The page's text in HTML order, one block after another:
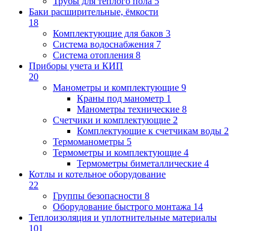
Баки расширительные, ёмкости
18
Комплектующие для баков 3
Система водоснабжения 7
Система отопления 8
Приборы учета и КИП
20
Манометры и комплектующие 9
Краны под манометр 1
Манометры технические 8
Счетчики и комплектующие 2
Комплектующие к счетчикам воды 2
Термоманометры 5
Термометры и комплектующие 4
Термометры биметаллические 4
Котлы и котельное оборудование
22
Группы безопасности 8
Оборудование быстрого монтажа 14
Теплоизоляция и уплотнительные материалы
101